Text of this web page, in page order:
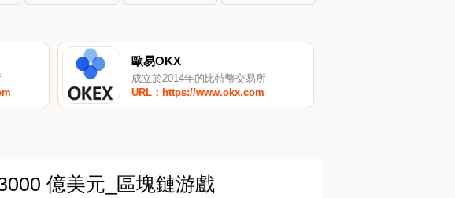
歐易OKX
成立於2014年的比特幣交易所
URL：https://www.okx.com
億美元_區塊鏈游戲